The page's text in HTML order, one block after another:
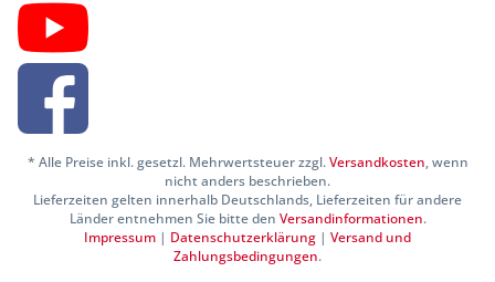
* Alle Preise inkl. gesetzl. Mehrwertsteuer zzgl.Versandkosten, wenn
nicht anders beschrieben.
Lieferzeiten gelten innerhalb Deutschlands, Lieferzeiten für andere
Länder entnehmen Sie bitte den Versandinformationen.
Impressum | Datenschutzerklärung | Versand und
Zahlungsbedingungen.